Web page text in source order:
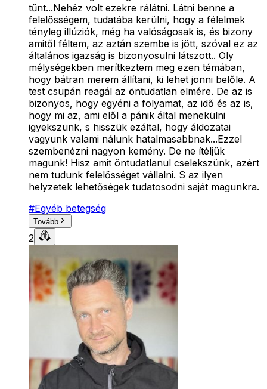
tűnt...Nehéz volt ezekre rálátni. Látni benne a
felelősségem, tudatába kerülni, hogy a félelmek
tényleg illúziók, még ha valóságosak is, és bizony
amitől féltem, az aztán szembe is jött, szóval ez az
általános igazság is bizonyosulni látszott.. Oly
mélységekben merítkeztem meg ezen témában,
hogy bátran merem állítani, ki lehet jönni belőle. A
test csupán reagál az öntudatlan elmére. De az is
bizonyos, hogy egyéni a folyamat, az idő és az is,
hogy mi az, ami elől a pánik által menekülni
igyekszünk, s hisszük ezáltal, hogy áldozatai
vagyunk valami nálunk hatalmasabbnak...Ezzel
szembenézni nagyon kemény. De ne ítéljük
magunk! Hisz amit öntudatlanul cselekszünk, azért
nem tudunk felelősséget vállalni. S az ilyen
helyzetek lehetőségek tudatosodni saját magunkra.
#Egyéb betegség
Tovább
2